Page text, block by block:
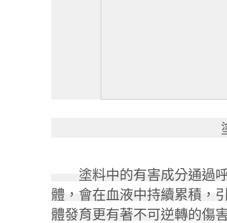
塗料中的有害成分通過呼
體，會在血液中持續累積，
體發育更有著不可逆轉的傷